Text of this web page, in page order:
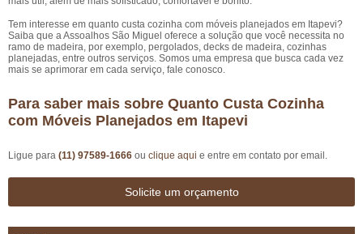
Tem interesse em quanto custa cozinha com móveis planejados em Itapevi?
Saiba que a Assoalhos São Miguel oferece a solução que você necessita no
ramo de madeira, por exemplo, pergolados, decks de madeira, cozinhas
planejadas, entre outros serviços. Somos uma empresa que busca cada vez
mais se aprimorar em cada serviço, fale conosco.
Para saber mais sobre Quanto Custa Cozinha
com Móveis Planejados em Itapevi
Ligue para (11) 97589-1666 ou clique aqui e entre em contato por email.
Solicite um orçamento